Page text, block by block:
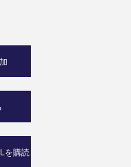
を購読